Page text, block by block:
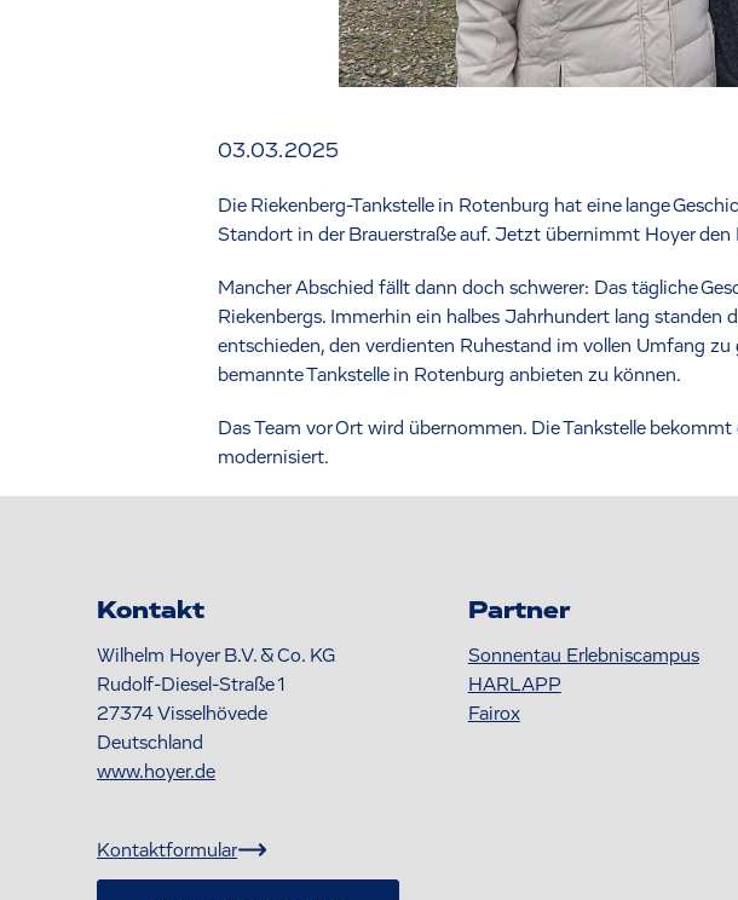
03.03.2025
Die Riekenberg-Tankstelle in Rotenburg hat eine lange
Standort in der Brauerstraße auf. Jetzt übernimmt Hoyer
Mancher Abschied fällt dann doch schwerer: Das tägliche
Riekenbergs. Immerhin ein halbes Jahrhundert lang standen
entschieden, den verdienten Ruhestand im vollen Umfang
bemannte Tankstelle in Rotenburg anbieten zu können.
Das Team vor Ort wird übernommen. Die Tankstelle
modernisiert.
Kontakt
Wilhelm Hoyer B.V. & Co. KG
Rudolf-Diesel-Straße 1
27374Visselhövede
Deutschland
www.hoyer.de
Kontaktformular
Partner
Sonnentau Erlebniscampus
HARLAPP
Fairox